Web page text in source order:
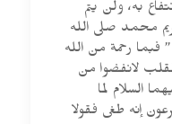
به، ولن يتم
محمد صلى الله
فبما رحمة من الله
لانفضوا من
السلام لما
إنه طغى فقولا